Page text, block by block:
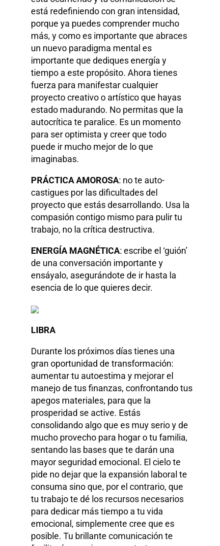
está redefiniendo con gran intensidad,
porque ya puedes comprender mucho
más, y como es importante que abraces
un nuevo paradigma mental es
importante que dediques energía y
tiempo a este propósito. Ahora tienes
fuerza para manifestar cualquier
proyecto creativo o artístico que hayas
estado madurando. No permitas que la
autocrítica te paralice. Es un momento
para ser optimista y creer que todo
puede ir mucho mejor de lo que
imaginabas.
PRÁCTICA AMOROSA: no te auto-
castigues por las dificultades del
proyecto que estás desarrollando. Usa la
compasión contigo mismo para pulir tu
trabajo, no la crítica destructiva.
ENERGÍA MAGNÉTICA: escribe el ‘guión’
de una conversación importante y
ensáyalo, asegurándote de ir hasta la
esencia de lo que quieres decir.
LIBRA
Durante los próximos días tienes una
gran oportunidad de transformación:
aumentar tu autoestima y mejorar el
manejo de tus finanzas, confrontando tus
apegos materiales, para que la
prosperidad se active. Estás
consolidando algo que es muy serio y de
mucho provecho para hogar o tu familia,
sentando las bases que te darán una
mayor seguridad emocional. El cielo te
pide no dejar que la expansión laboral te
consuma sino que, por el contrario, que
tu trabajo te dé los recursos necesarios
para dedicar más tiempo a tu vida
emocional, simplemente cree que es
posible. Tu brillante comunicación te